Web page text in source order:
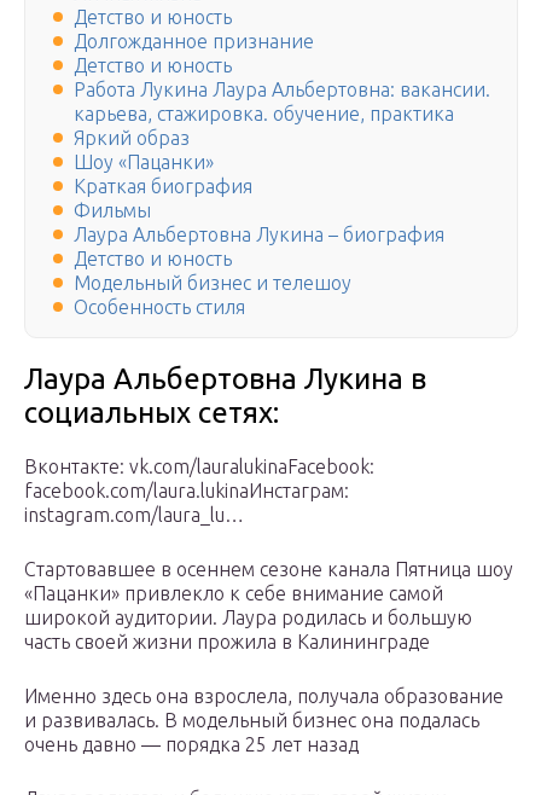
Детство и юность
Долгожданное признание
Детство и юность
Работа Лукина Лаура Альбертовна: вакансии.
карьева, стажировка. обучение, практика
Яркий образ
Шоу «Пацанки»
Краткая биография
Фильмы
Лаура Альбертовна Лукина – биография
Детство и юность
Модельный бизнес и телешоу
Особенность стиля
Лаура Альбертовна Лукина в
социальных сетях:
Вконтакте: vk.com/lauralukinaFacebook:
facebook.com/laura.lukinaИнстаграм:
instagram.com/laura_lu…
Стартовавшее в осеннем сезоне канала Пятница шоу
«Пацанки» привлекло к себе внимание самой
широкой аудитории. Лаура родилась и большую
часть своей жизни прожила в Калининграде
Именно здесь она взрослела, получала образование
и развивалась. В модельный бизнес она подалась
очень давно — порядка 25 лет назад